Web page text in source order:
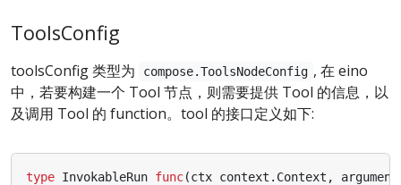
ToolsConfig
toolsConfig 类型为 compose.ToolsNodeConfig , 在 eino
中，若要构建一个 Tool 节点，则需要提供 Tool 的信息，以
及调用 Tool 的 function。tool 的接口定义如下:
type InvokableRun func(ctx context . Context ,